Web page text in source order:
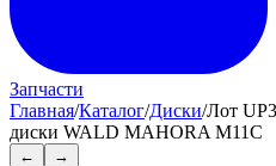
Запчасти
Главная/Каталог/Диски/Лот
диски WALD MAHORA M11C
← →